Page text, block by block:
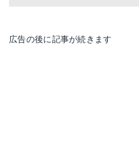
広告の後に記事が続きます